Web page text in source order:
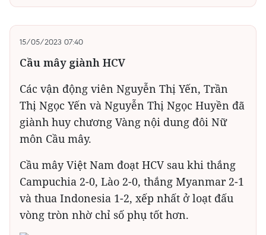
15/05/2023 07:40
Cầu mây giành HCV
Các vận động viên Nguyễn Thị Yến, Trần
Thị Ngọc Yến và Nguyễn Thị Ngọc Huyền đã
giành huy chương Vàng nội dung đôi Nữ
môn Cầu mây.
Cầu mây Việt Nam đoạt HCV sau khi thắng
Campuchia 2-0, Lào 2-0, thắng Myanmar 2-1
và thua Indonesia 1-2, xếp nhất ở loạt đấu
vòng tròn nhờ chỉ số phụ tốt hơn.